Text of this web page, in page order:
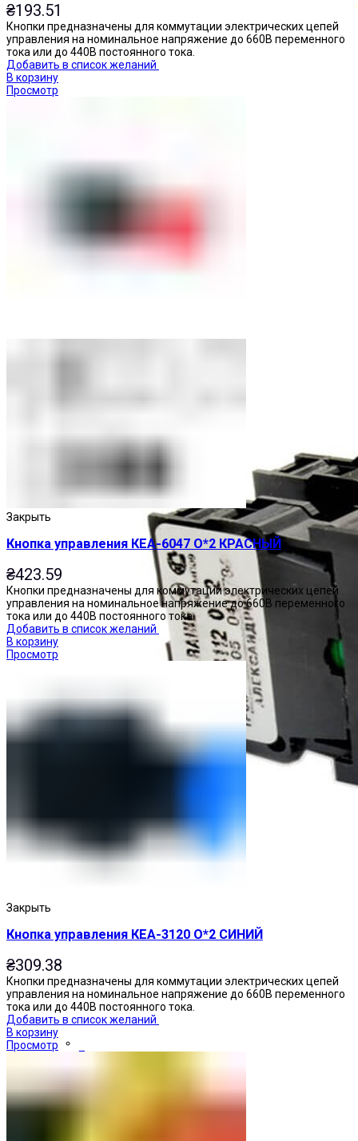
Переключатели
Кнопочные посты
₴193.51
Кнопки предназначены для коммутации электрических цепей
управления на номинальное напряжение до 660В переменного
тока или до 440В постоянного тока.
Добавить в список желаний
В корзину
Просмотр
Закрыть
Кнопка управления КЕА-6047 О*2 КРАСНЫЙ
₴423.59
Кнопки предназначены для коммутации электрических цепей
управления на номинальное напряжение до 660В переменного
тока или до 440В постоянного тока.
Добавить в список желаний
В корзину
Просмотр
Закрыть
Кнопка управления КЕА-3120 О*2 СИНИЙ
₴309.38
Кнопки предназначены для коммутации электрических цепей
управления на номинальное напряжение до 660В переменного
тока или до 440В постоянного тока.
Добавить в список желаний
В корзину
Просмотр